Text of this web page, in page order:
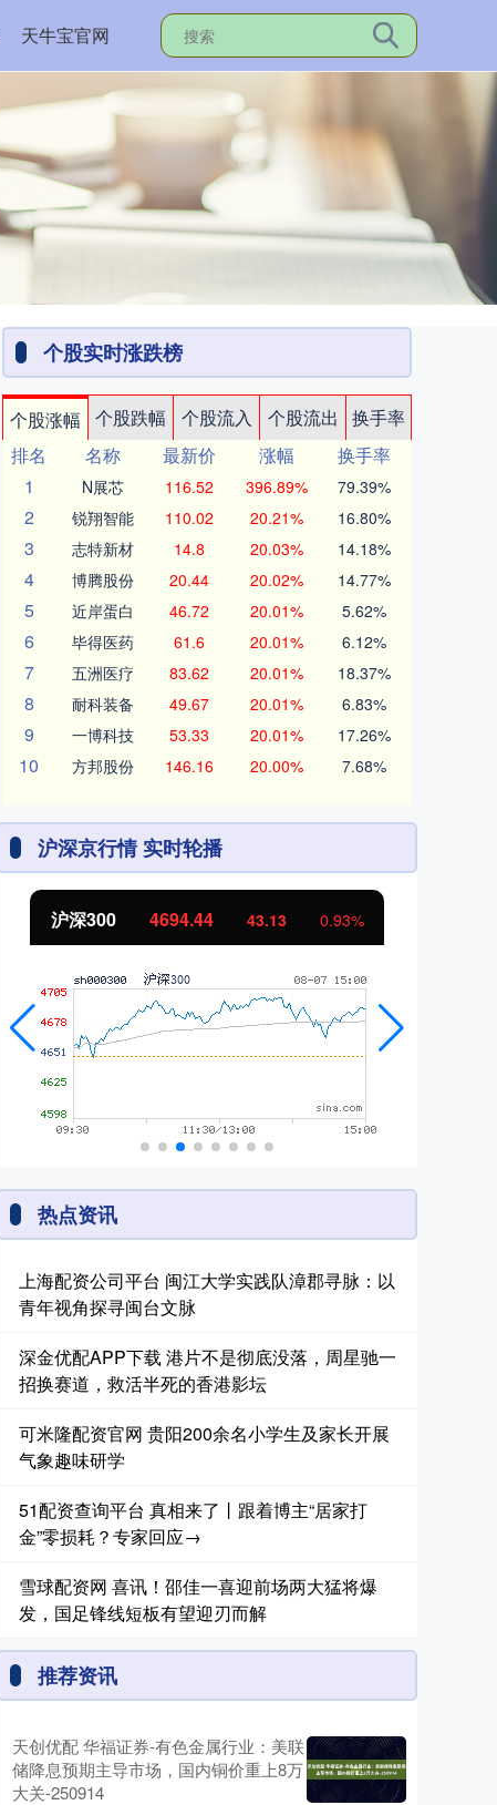
天牛宝官网
个股实时涨跌榜
个股涨幅 个股跌幅 个股流入 个股流出
换手率
排名
名称 最新价 涨幅
换手率
1
N展芯 116.52 396.89% 79.39%
2 锐翔智能 110.02 20.21% 16.80%
3 志特新材 14.8 20.03% 14.18%
4 博腾股份 20.44 20.02% 14.77%
5 近岸蛋白 46.72 20.01% 5.62%
6 毕得医药 61.6 20.01% 6.12%
7 五洲医疗 83.62 20.01% 18.37%
8 耐科装备 49.67 20.01% 6.83%
9 一博科技 53.33 20.01% 17.26%
10 方邦股份 146.16 20.00% 7.68%
沪深京行情 实时轮播
北证50 1134.24 11.37 1.01%
热点资讯
上海配资公司平台 闽江大学实践队漳郡寻脉：以
青年视角探寻闽台文脉
深金优配APP下载 港片不是彻底没落，周星驰一
招换赛道，救活半死的香港影坛
可米隆配资官网 贵阳200余名小学生及家长开展
气象趣味研学
51配资查询平台 真相来了丨跟着博主“居家打
金”零损耗？专家回应→
雪球配资网 喜讯！邵佳一喜迎前场两大猛将爆
发，国足锋线短板有望迎刃而解
推荐资讯
天创优配 华福证券-有色金属行业：美联
储降息预期主导市场，国内铜价重上8万
大关-250914